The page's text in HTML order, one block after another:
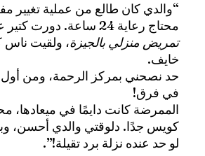
“والدي كان طالع من عملية تغيير
محتاج رعاية 24 ساعة. دورت كتير على
تمريض منزلي بالجيزة، ولقيت
خايف.
حد نصحني بمركز الرحمة، ومن
في فرق!
الممرضة كانت دايمًا في ميعادها،
كويس جدًا. دلوقتي والدي أحسن،
لو حد عنده نزلة برد تقيلة!”.